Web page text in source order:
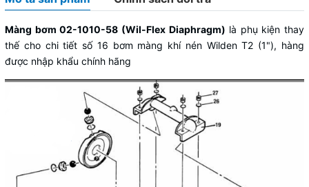
Màng bơm 02-1010-58 (Wil-Flex Diaphragm) là phụ kiện thay
thế cho chi tiết số 16 bơm màng khí nén Wilden T2 (1"), hàng
được nhập khẩu chính hãng